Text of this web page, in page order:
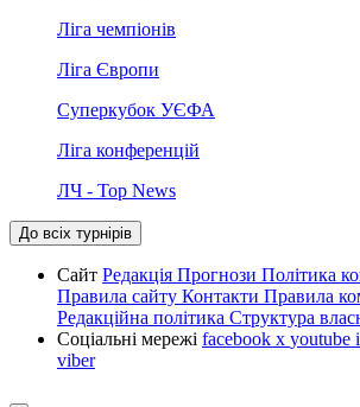
Ліга чемпіонів
Ліга Європи
Суперкубок УЄФА
Ліга конференцій
ЛЧ - Top News
До всіх турнірів
Сайт Редакція Прогнози Політика
Правила сайту Контакти Правила
Редакційна політика Структура
Соціальні мережі facebook x youtube
viber